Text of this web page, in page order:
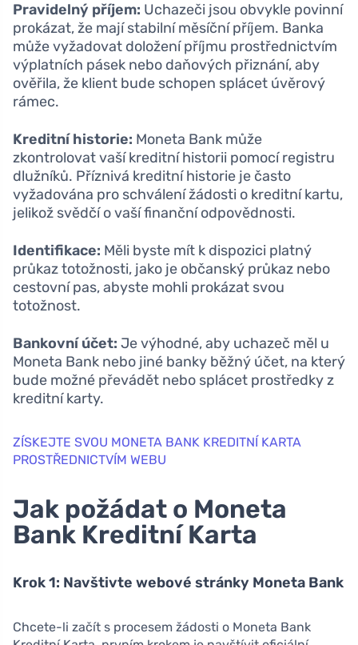
Pravidelný příjem: Uchazeči jsou obvykle povinní
prokázat, že mají stabilní měsíční příjem. Banka
může vyžadovat doložení příjmu prostřednictvím
výplatních pásek nebo daňových přiznání, aby
ověřila, že klient bude schopen splácet úvěrový
rámec.
Kreditní historie: Moneta Bank může
zkontrolovat vaší kreditní historii pomocí registru
dlužníků. Příznivá kreditní historie je často
vyžadována pro schválení žádosti o kreditní kartu,
jelikož svědčí o vaší finanční odpovědnosti.
Identifikace: Měli byste mít k dispozici platný
průkaz totožnosti, jako je občanský průkaz nebo
cestovní pas, abyste mohli prokázat svou
totožnost.
Bankovní účet: Je výhodné, aby uchazeč měl u
Moneta Bank nebo jiné banky běžný účet, na který
bude možné převádět nebo splácet prostředky z
kreditní karty.
ZÍSKEJTE SVOU MONETA BANK KREDITNÍ KARTA
PROSTŘEDNICTVÍM WEBU
Jak požádat o Moneta
Bank Kreditní Karta
Krok 1: Navštivte webové stránky Moneta Bank
Chcete-li začít s procesem žádosti o Moneta Bank